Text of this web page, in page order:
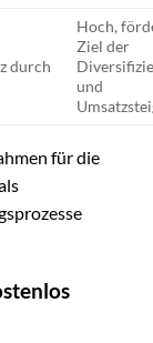
durch
Hoch,
Ziel der
und
für die